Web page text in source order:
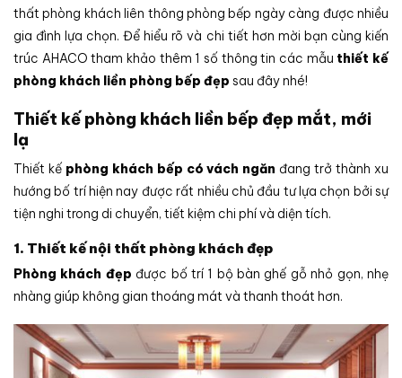
thất phòng khách liên thông phòng bếp ngày càng được nhiều
gia đình lựa chọn. Để hiểu rõ và chi tiết hơn mời bạn cùng kiến
trúc AHACO tham khảo thêm 1 số thông tin các mẫu thiết kế
phòng khách liền phòng bếp đẹp sau đây nhé!
Thiết kế phòng khách liền bếp đẹp mắt, mới
lạ
Thiết kế phòng khách bếp có vách ngăn đang trở thành xu
hướng bố trí hiện nay được rất nhiều chủ đầu tư lựa chọn bởi sự
tiện nghi trong di chuyển, tiết kiệm chi phí và diện tích.
1. Thiết kế nội thất phòng khách đẹp
Phòng khách đẹp được bố trí 1 bộ bàn ghế gỗ nhỏ gọn, nhẹ
nhàng giúp không gian thoáng mát và thanh thoát hơn.